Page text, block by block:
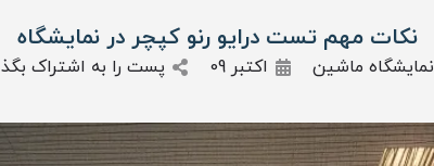
نکات مهم تست درایو رنو کپچر در نمایشگاه
نمایشگاه ماشین اکتبر 09 پست را به اشتراک